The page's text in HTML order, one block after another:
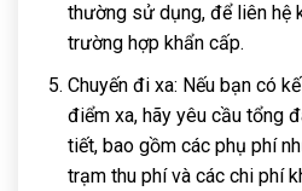
thường sử dụng, để liên hệ
trường hợp khẩn cấp.
Chuyến đi xa: Nếu bạn có
điểm xa, hãy yêu cầu tổng
tiết, bao gồm các phụ phí
trạm thu phí và các chi phí